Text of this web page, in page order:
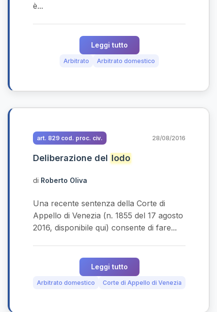
è...
Leggi tutto
Arbitrato Arbitrato domestico
art. 829 cod. proc. civ. 28/08/2016
Deliberazione del lodo
di Roberto Oliva
Una recente sentenza della Corte di
Appello di Venezia (n. 1855 del 17 agosto
2016, disponibile qui) consente di fare...
Leggi tutto
Arbitrato domestico Corte di Appello di Venezia